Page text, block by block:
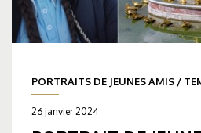
PORTRAITS DE JEUNES AMIS /
26 janvier 2024